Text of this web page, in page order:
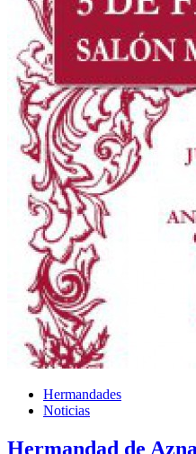
Hermandades
Noticias
Hermandad de